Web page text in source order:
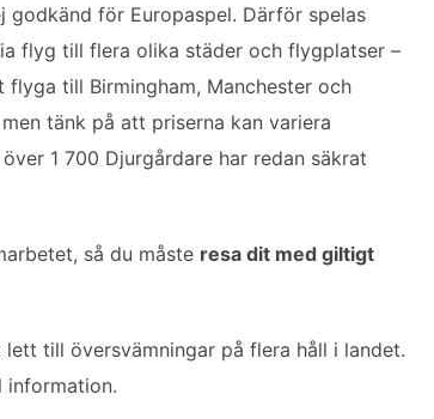
godkänd för Europaspel. Därför spelas
flyg till flera olika städer och flygplatser –
till Birmingham, Manchester och
tänk på att priserna kan variera
1 700 Djurgårdare har redan säkrat
så du måste resa dit med giltigt
till översvämningar på flera håll i landet.
information.